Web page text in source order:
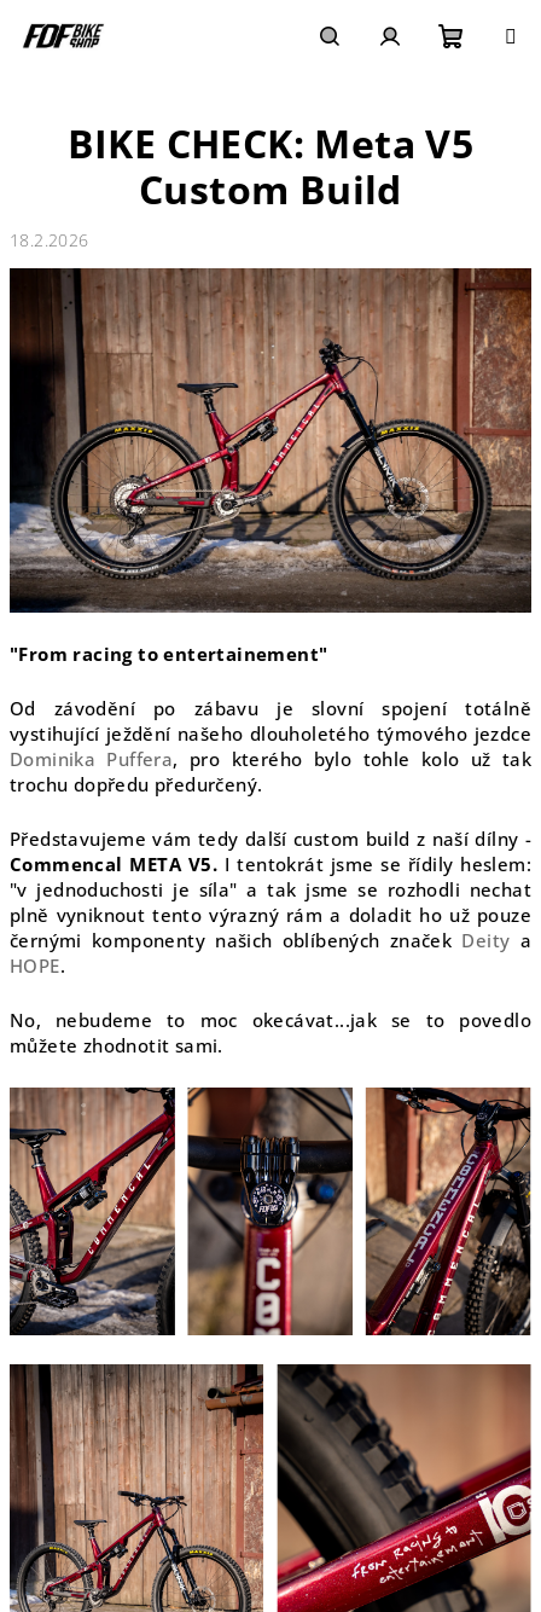
košík
BIKE CHECK: Meta V5
Custom Build
18.2.2026
"From racing to entertainement"
Od závodění po zábavu je slovní spojení totálně
vystihující ježdění našeho dlouholetého týmového jezdce
Dominika Puffera, pro kterého bylo tohle kolo už tak
trochu dopředu předurčený.
Představujeme vám tedy další custom build z naší dílny -
Commencal META V5. I tentokrát jsme se řídily heslem:
"v jednoduchosti je síla" a tak jsme se rozhodli nechat
plně vyniknout tento výrazný rám a doladit ho už pouze
černými komponenty našich oblíbených značek Deity a
HOPE.
No, nebudeme to moc okecávat...jak se to povedlo
můžete zhodnotit sami.